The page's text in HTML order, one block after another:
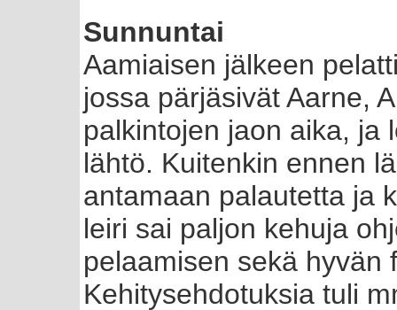
Sunnuntai
Aamiaisen jälkeen
jossa pärjäsivät Aarne,
palkintojen jaon aika, ja
lähtö. Kuitenkin ennen
antamaan palautetta ja
leiri sai paljon kehuja
pelaamisen sekä hyvän
Kehitysehdotuksia tuli